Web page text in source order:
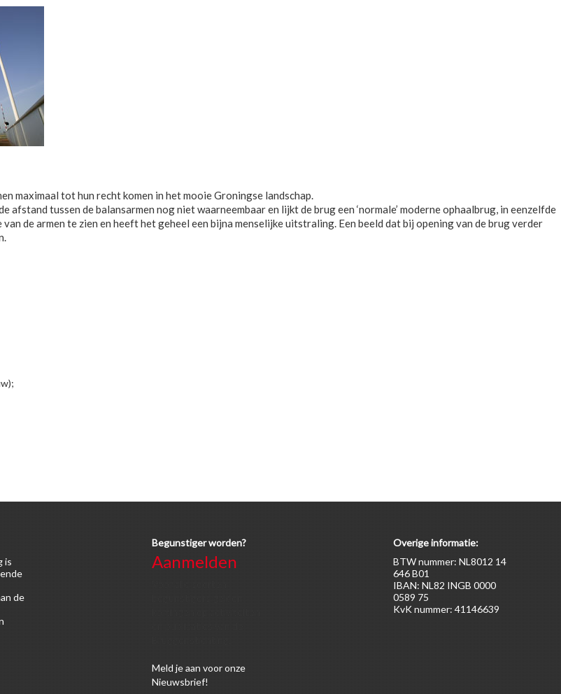
maximaal tot hun recht komen in het mooie Groningse landschap.
tussen de balansarmen nog niet waarneembaar en lijkt de brug een ‘normale’ moderne ophaalbrug, in eenzelfde
de armen te zien en heeft het geheel een bijna menselijke uitstraling. Een beeld dat bij opening van de brug verder
is
de
Begunstiger worden?
Aanmelden
Meldje aan voor onze
Nieuwsbrief!
Overige informatie:
BTW nummer: NL8012 14
646 B01
IBAN: NL82 INGB 0000
0589 75
KvK nummer: 41146639